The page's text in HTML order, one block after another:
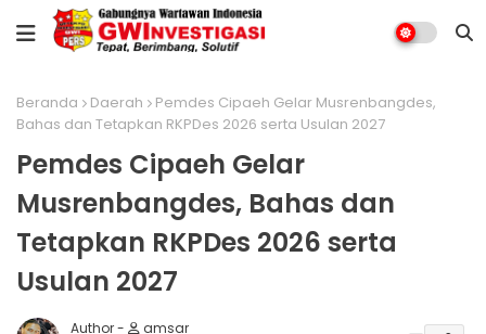
Beranda Daerah
Pemdes Cipaeh Gelar Musrenbangdes,
Bahas dan Tetapkan RKPDes 2026 serta Usulan 2027
Pemdes Cipaeh Gelar
Musrenbangdes, Bahas dan
Tetapkan RKPDes 2026 serta
Usulan 2027
amsar